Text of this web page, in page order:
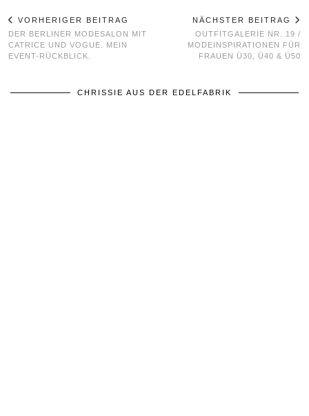
VORHERIGER BEITRAG
DER BERLINER MODESALON MIT
CATRICE UND VOGUE. MEIN
EVENT-RÜCKBLICK.
NÄCHSTER BEITRAG
OUTFITGALERIE NR. 19 /
MODEINSPIRATIONEN FÜR
FRAUEN Ü30, Ü40 & Ü50
CHRISSIE AUS DER EDELFABRIK